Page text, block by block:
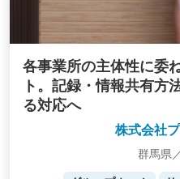
各事業所の主体性に委
ト。記録・情報共有方
る対応へ
株式会社
群馬県